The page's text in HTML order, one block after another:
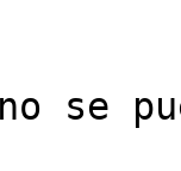
se